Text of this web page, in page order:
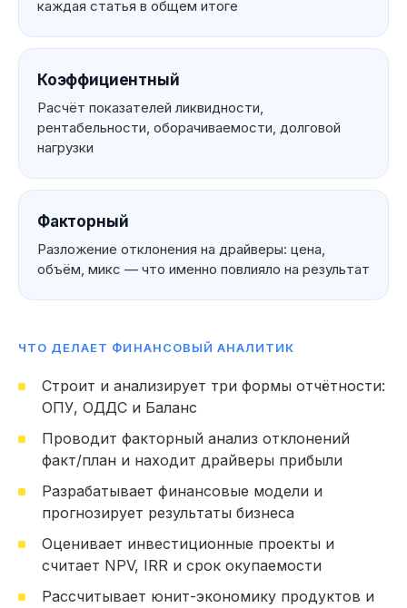
каждая статья в общем итоге
Коэффициентный
Расчёт показателей ликвидности,
рентабельности, оборачиваемости, долговой
нагрузки
Факторный
Разложение отклонения на драйверы: цена,
объём, микс — что именно повлияло на результат
ЧТО ДЕЛАЕТ ФИНАНСОВЫЙ АНАЛИТИК
Строит и анализирует три формы отчётности:
ОПУ, ОДДС и Баланс
Проводит факторный анализ отклонений
факт/план и находит драйверы прибыли
Разрабатывает финансовые модели и
прогнозирует результаты бизнеса
Оценивает инвестиционные проекты и
считает NPV, IRR и срок окупаемости
Рассчитывает юнит-экономику продуктов и
Мои
отклонений и выявляю драйверы
указать
в резюме
кейсов, которые встречались нашим
от выпускников, которые прошли отбор
в крупные компании)
153 часа практики: Работа над проектами,